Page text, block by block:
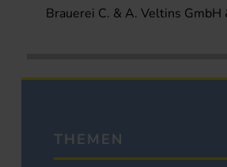
Brauerei C. & A. Veltins GmbH
THEMEN